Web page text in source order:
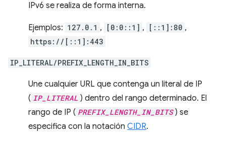
IPv6 se realiza de forma interna.
Ejemplos: 127.0.1 , [0:0::1] , [::1]:80 ,
https://[::1]:443
IP_LITERAL/PREFIX_LENGTH_IN_BITS
Une cualquier URL que contenga un literal de IP
( IP_LITERAL ) dentro del rango determinado. El
rango de IP ( PREFIX_LENGTH_IN_BITS ) se
especifica con la notación CIDR.